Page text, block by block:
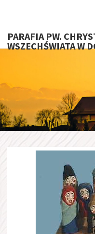
PARAFIA PW.
WSZECHŚWIATA W